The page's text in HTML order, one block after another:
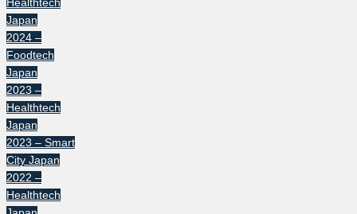
Japan
2024 –
Foodtech
Japan
2023 –
Healthtech
Japan
2023 – Smart
City Japan
2022 –
Healthtech